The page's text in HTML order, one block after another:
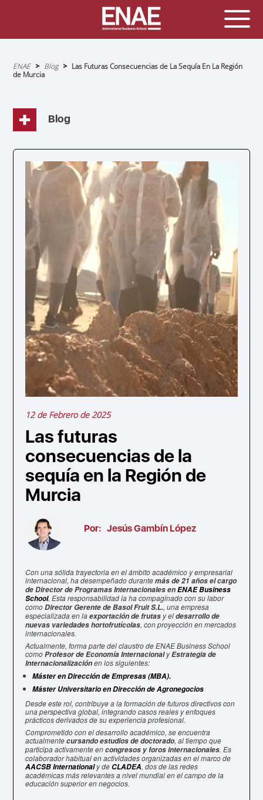
Sobrescribir
enlaces
de
navegación
ENAE Blog
Las Futuras Consecuencias de La Sequía En La Región
de Murcia
Blog
12 de Febrero de 2025
Las futuras
consecuencias de la
sequía en la Región de
Murcia
Por: Jesús Gambín López
Con una sólida trayectoria en el ámbito académico y empresarial
internacional, ha desempeñado durantemás de 21 años el cargo
de Director de Programas Internacionales enENAE Business
School. Esta responsabilidad la ha compaginado con su labor
comoDirector Gerente de Basol Fruit S.L., una empresa
especializada en laexportación de frutas y eldesarrollo de
nuevas variedades hortofrutícolas, con proyección en mercados
internacionales.
Actualmente, forma parte del claustro de ENAE Business School
comoProfesor de Economía InternacionalyEstrategia de
Internacionalizaciónen los siguientes:
Máster en Dirección de Empresas (MBA).
Máster Universitario en Dirección de Agronegocios
Desde este rol, contribuye a la formación de futuros directivos con
una perspectiva global, integrando casos reales y enfoques
prácticos derivados de su experiencia profesional.
Comprometido con el desarrollo académico, se encuentra
actualmentecursando estudios de doctorado, al tiempo que
participa activamente encongresos y foros internacionales. Es
colaborador habitual en actividades organizadas en el marco de
AACSB Internationaly deCLADEA, dos de las redes
académicas más relevantes a nivel mundial en el campo de la
educación superior en negocios.